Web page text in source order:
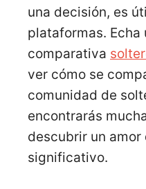
una decisión, es
plataformas. Echa
comparativa
ver cómo se
comunidad de
encontrarás
descubrir un amor
significativo.